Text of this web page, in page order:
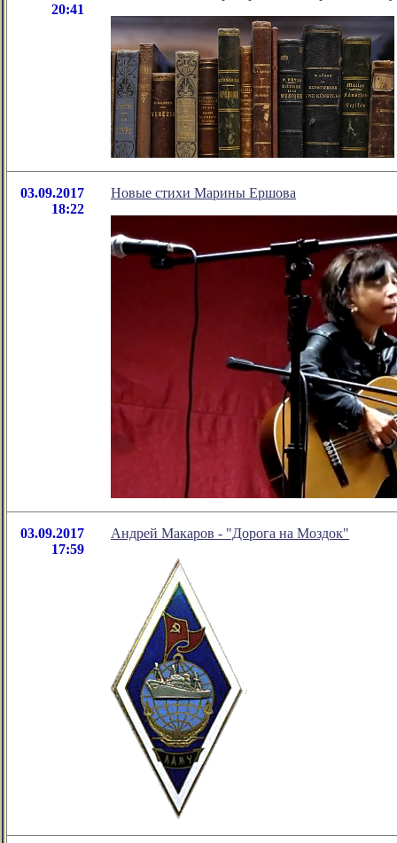
20:41
03.09.2017
18:22
Новые стихи Марины Ершова
03.09.2017
17:59
Андрей Макаров - "Дорога на Моздок"